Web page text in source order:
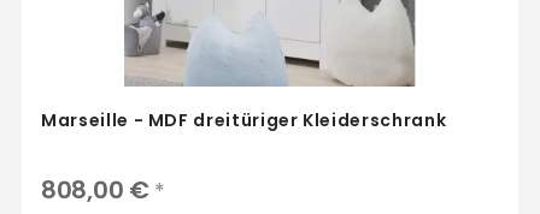
Marseille - MDF dreitüriger Kleiderschrank
808,00 € *